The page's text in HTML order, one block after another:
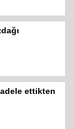
ettikten